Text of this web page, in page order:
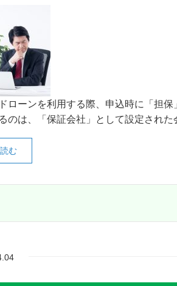
ローンを利用する際、申込時に「担
のは、「保証会社」として設定され
む